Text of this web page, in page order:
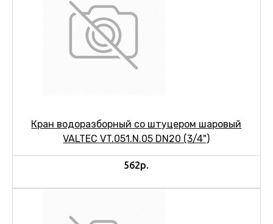
Кран водоразборный со штуцером шаровый
VALTEC VT.051.N.05 DN20 (3/4")
562р.